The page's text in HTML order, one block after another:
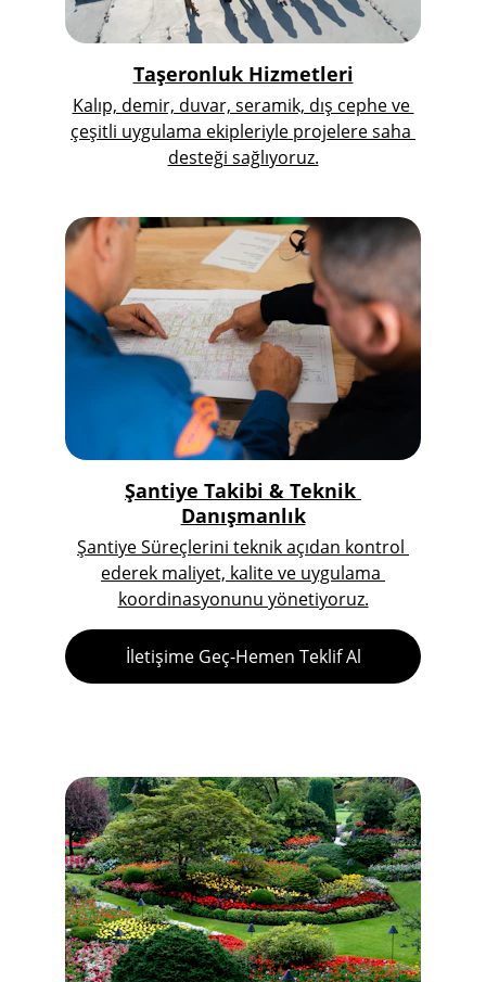
Taşeronluk Hizmetleri
Kalıp, demir, duvar, seramik, dış cephe ve
çeşitli uygulama ekipleriyle projelere saha
desteği sağlıyoruz.
Şantiye Süreçlerini teknik açıdan kontrol
ederek maliyet, kalite ve uygulama
koordinasyonunu yönetiyoruz.
Şantiye Takibi & Teknik
Danışmanlık
İletişime Geç-Hemen Teklif Al